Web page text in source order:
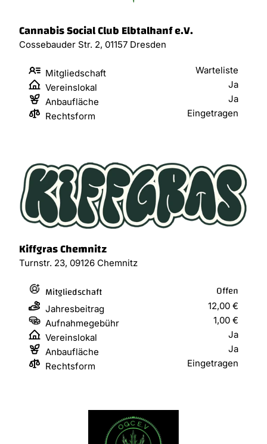
Cannabis Social Club Elbtalhanf e.V.
Cossebauder Str. 2, 01157 Dresden
Mitgliedschaft
Warteliste
Vereinslokal
Ja
Anbaufläche
Ja
Rechtsform
Eingetragen
Kiffgras Chemnitz
Turnstr. 23, 09126 Chemnitz
Mitgliedschaft Offen
Jahresbeitrag
12,00 €
Aufnahmegebühr
1,00 €
Vereinslokal
Ja
Anbaufläche
Ja
Rechtsform
Eingetragen